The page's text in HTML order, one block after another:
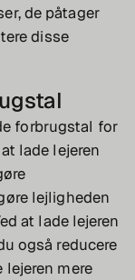
de påtager
disse
forbrugstal for
lade lejeren
lejligheden
at lade lejeren
også reducere
mere